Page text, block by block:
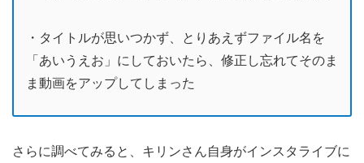
・タイトルが思いつかず、とりあえずファイル名を
「あいうえお」にしておいたら、修正し忘れてそのま
ま動画をアップしてしまった
さらに調べてみると、キリンさん自身がインスタライブに